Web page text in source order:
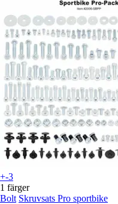
+-3
1 färger
Bolt Skruvsats Pro sportbike